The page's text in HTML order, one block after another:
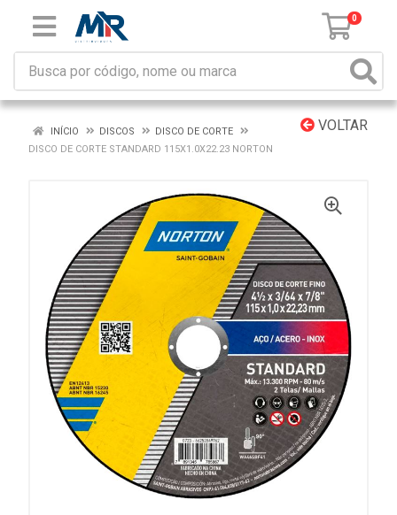
0
VOLTAR
INÍCIO DISCOS
DISCO DE CORTE
DISCO DE CORTE STANDARD 115X1.0X22.23 NORTON